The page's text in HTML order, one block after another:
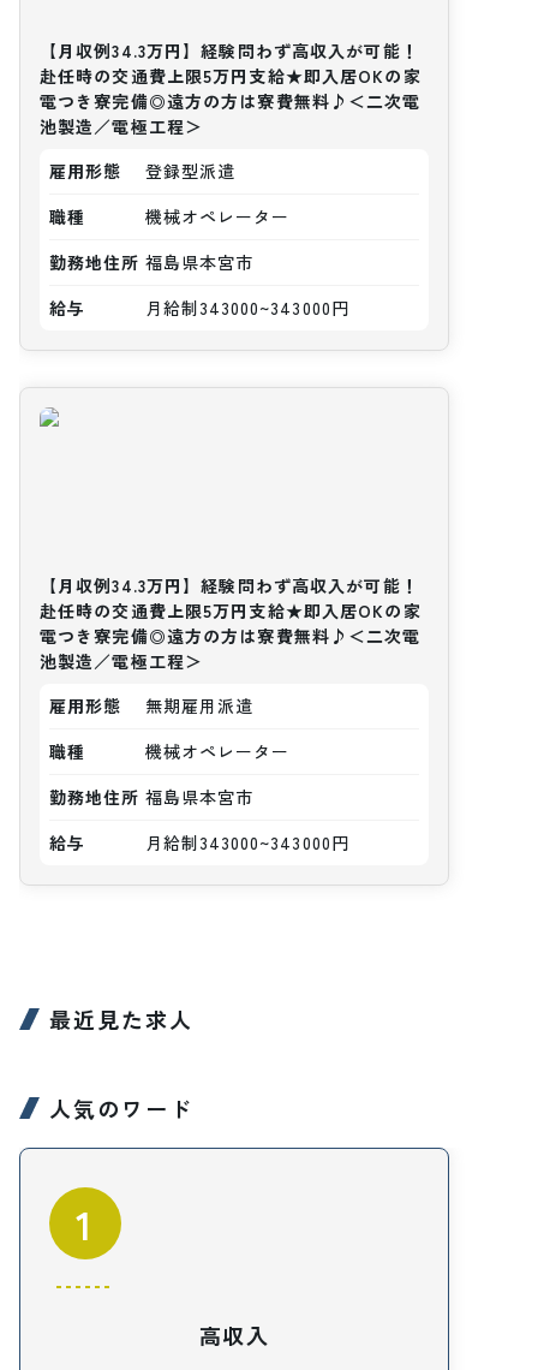
【月収例34.3万円】経験問わず高収入が可能！
赴任時の交通費上限5万円支給★即入居OKの家
電つき寮完備◎遠方の方は寮費無料♪＜二次電
池製造／電極工程＞
雇用形態
登録型派遣
職種
機械オペレーター
勤務地住所 福島県本宮市
給与
月給制343000~343000円
【月収例34.3万円】経験問わず高収入が可能！
赴任時の交通費上限5万円支給★即入居OKの家
電つき寮完備◎遠方の方は寮費無料♪＜二次電
池製造／電極工程＞
雇用形態
無期雇用派遣
職種
機械オペレーター
勤務地住所 福島県本宮市
給与
月給制343000~343000円
最近見た求人
人気のワード
1
高収入